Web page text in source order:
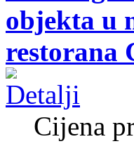
objekta u
restorana
Cijena